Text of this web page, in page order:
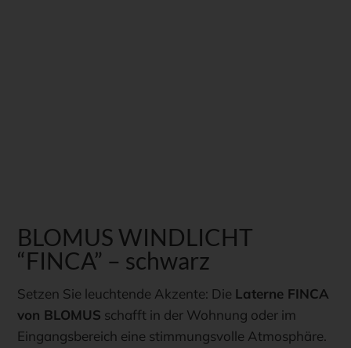
BLOMUS WINDLICHT
“FINCA” – schwarz
Setzen Sie leuchtende Akzente: Die Laterne FINCA
von BLOMUS schafft in der Wohnung oder im
Eingangsbereich eine stimmungsvolle Atmosphäre.